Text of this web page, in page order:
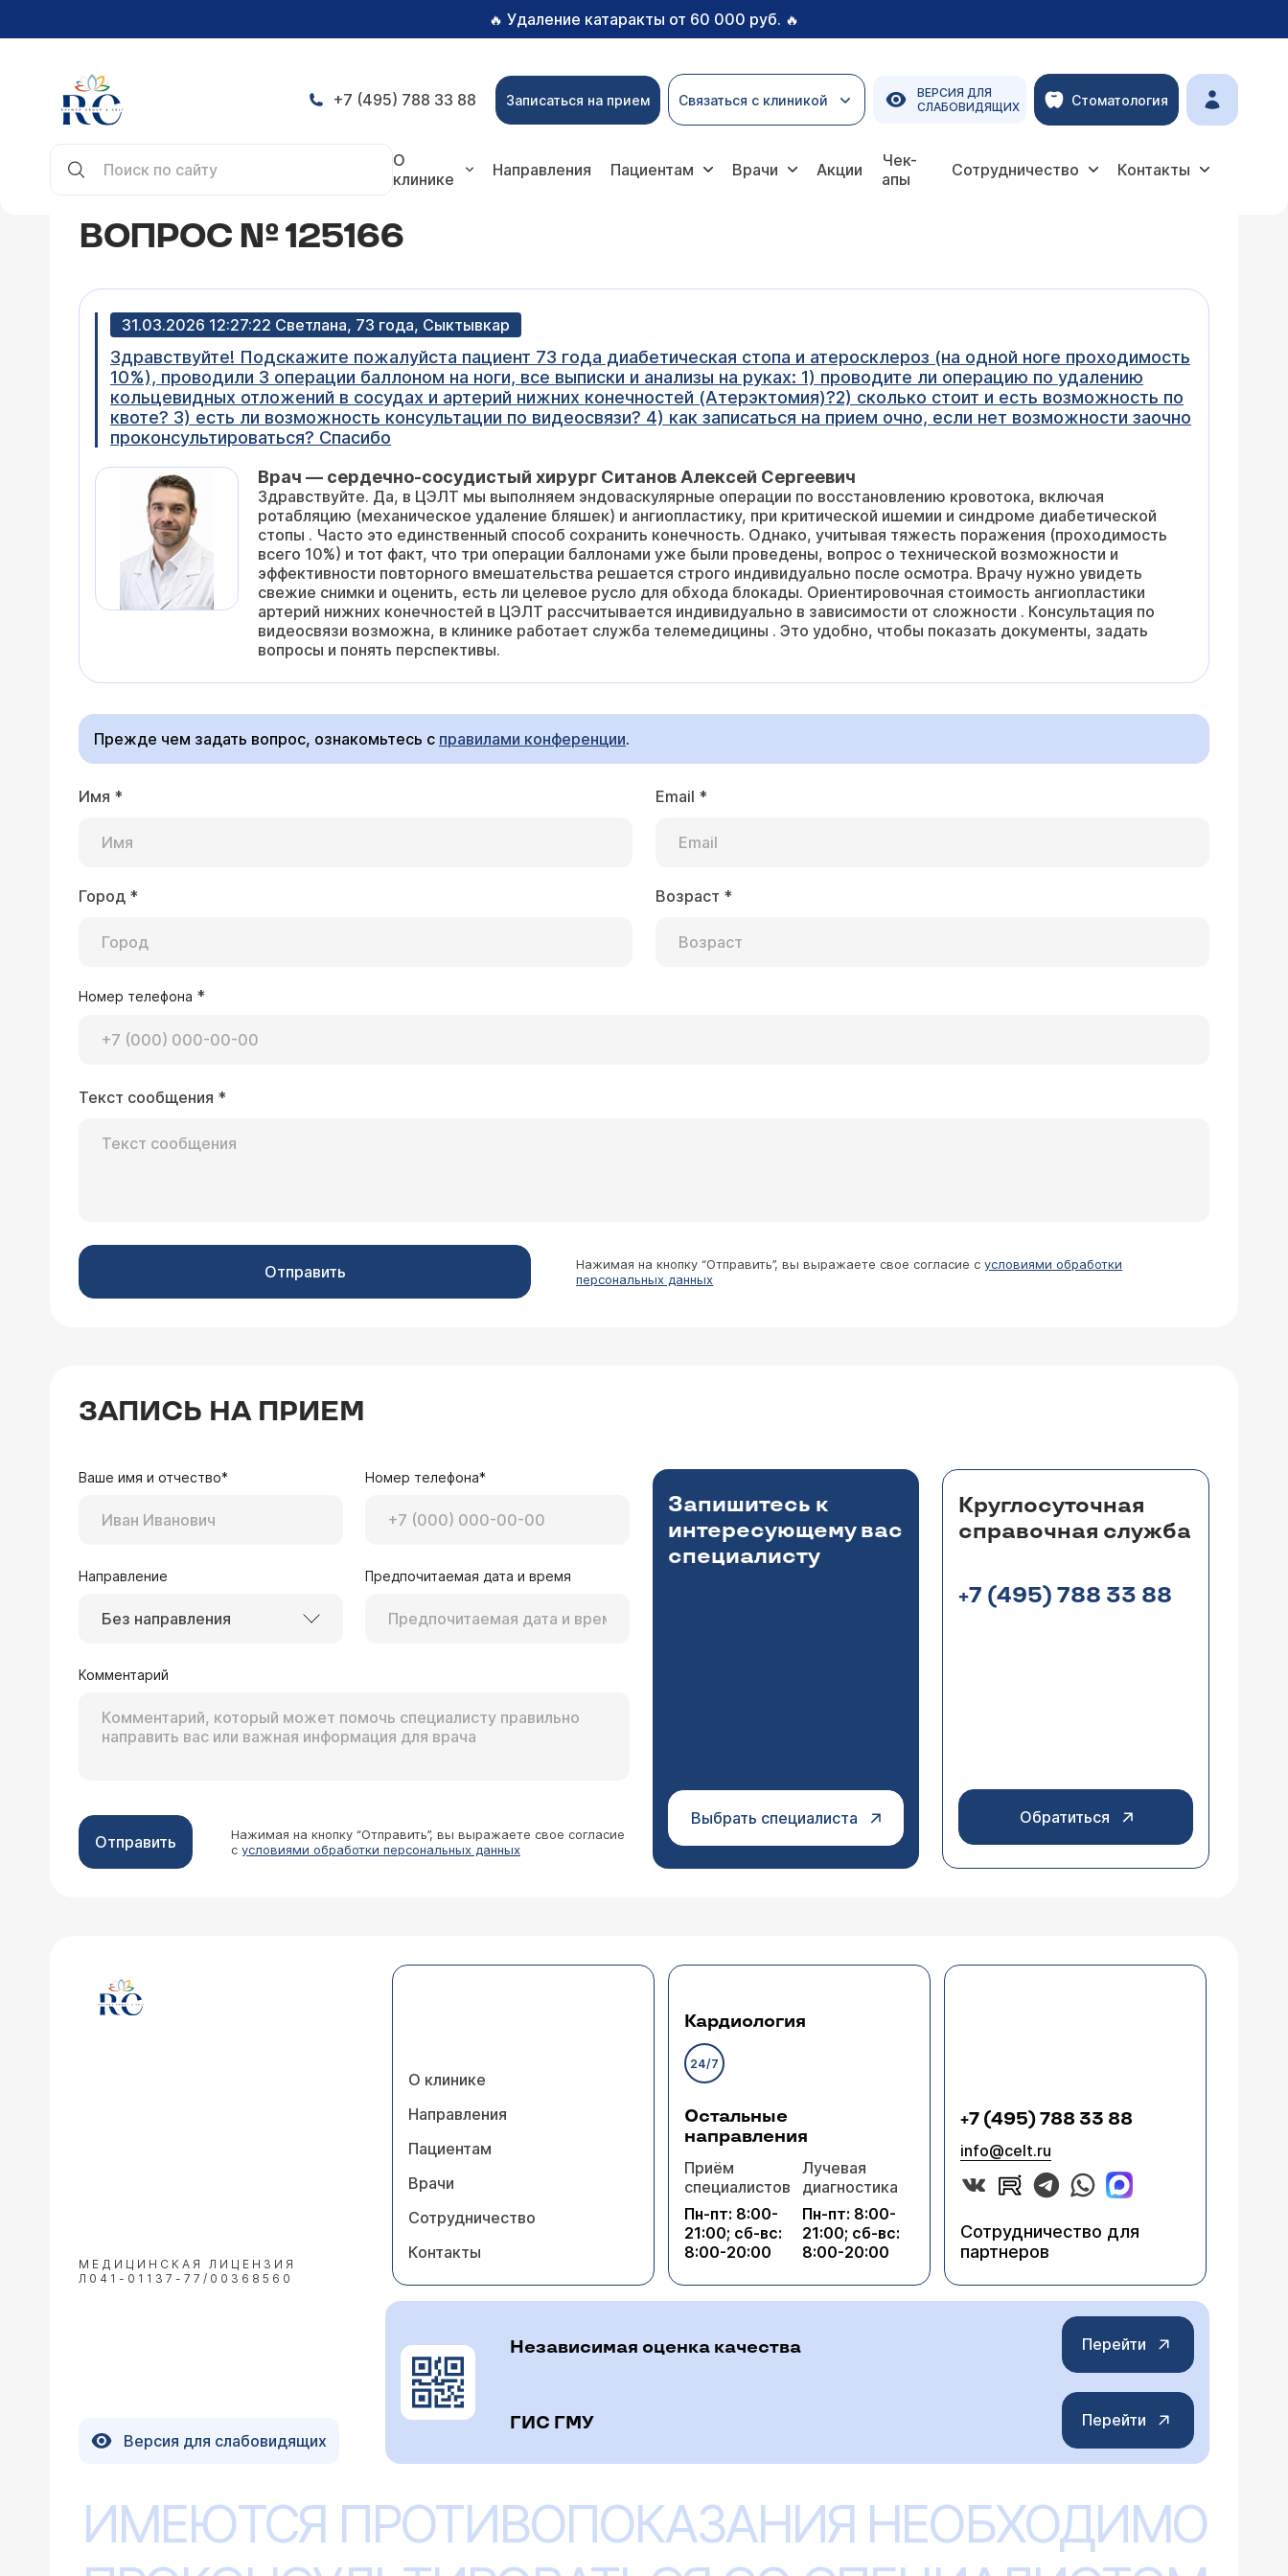
🔥 Удаление катаракты от 60 000 руб. 🔥
+7 (495) 788 33 88 Записаться на прием Связаться с клиникой
ВЕРСИЯ ДЛЯ
СЛАБОВИДЯЩИХ
Стоматология
О
клинике
Направления Пациентам Врачи Акции
Чек-
апы
Сотрудничество Контакты
ВОПРОС № 125166
31.03.2026 12:27:22 Светлана, 73 года, Сыктывкар
Здравствуйте! Подскажите пожалуйста пациент 73 года диабетическая стопа и атеросклероз (на одной ноге проходимость
10%), проводили 3 операции баллоном на ноги, все выписки и анализы на руках: 1) проводите ли операцию по удалению
кольцевидных отложений в сосудах и артерий нижних конечностей (Атерэктомия)?2) сколько стоит и есть возможность по
квоте? 3) есть ли возможность консультации по видеосвязи? 4) как записаться на прием очно, если нет возможности заочно
проконсультироваться? Спасибо
Врач — сердечно-сосудистый хирург Ситанов Алексей Сергеевич
Здравствуйте. Да, в ЦЭЛТ мы выполняем эндоваскулярные операции по восстановлению кровотока, включая
ротабляцию (механическое удаление бляшек) и ангиопластику, при критической ишемии и синдроме диабетической
стопы . Часто это единственный способ сохранить конечность. Однако, учитывая тяжесть поражения (проходимость
всего 10%) и тот факт, что три операции баллонами уже были проведены, вопрос о технической возможности и
эффективности повторного вмешательства решается строго индивидуально после осмотра. Врачу нужно увидеть
свежие снимки и оценить, есть ли целевое русло для обхода блокады. Ориентировочная стоимость ангиопластики
артерий нижних конечностей в ЦЭЛТ рассчитывается индивидуально в зависимости от сложности . Консультация по
видеосвязи возможна, в клинике работает служба телемедицины . Это удобно, чтобы показать документы, задать
вопросы и понять перспективы.
Прежде чем задать вопрос, ознакомьтесь с правилами конференции.
Имя * Email *
Город * Возраст *
Номер телефона *
Текст сообщения *
Отправить Нажимая на кнопку “Отправить”, вы выражаете свое согласие сусловиями обработки
персональных данных
ЗАПИСЬ НА ПРИЕМ
Ваше имя и отчество* Номер телефона*
Направление
Без направления
Предпочитаемая дата и время
Комментарий
Отправить
Нажимая на кнопку “Отправить”, вы выражаете свое согласие
с условиями обработки персональных данных
Запишитесь к
интересующему вас
специалисту
Выбрать специалиста
Круглосуточная
справочная служба
+7 (495) 788 33 88
Обратиться
МЕДИЦИНСКАЯ ЛИЦЕНЗИЯ
Л041-01137-77/00368560
О клинике
Направления
Пациентам
Врачи
Сотрудничество
Контакты
Кардиология
24/7
Остальные
направления
Приём
специалистов
Пн-пт: 8:00-
21:00; сб-вс:
8:00-20:00
Лучевая
диагностика
Пн-пт: 8:00-
21:00; сб-вс:
8:00-20:00
+7 (495) 788 33 88
info@celt.ru
Сотрудничество для
партнеров
Версия для слабовидящих
Независимая оценка качества Перейти
ГИС ГМУ Перейти
ИМЕЮТСЯ ПРОТИВОПОКАЗАНИЯ НЕОБХОДИМО